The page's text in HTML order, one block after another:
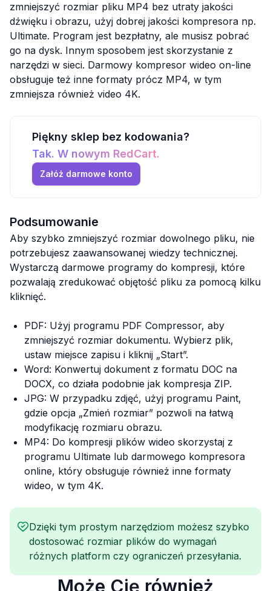
zmniejszyć rozmiar pliku MP4 bez utraty jakości
dźwięku i obrazu, użyj dobrej jakości kompresora np.
Ultimate. Program jest bezpłatny, ale musisz pobrać
go na dysk. Innym sposobem jest skorzystanie z
narzędzi w sieci. Darmowy kompresor wideo on-line
obsługuje też inne formaty prócz MP4, w tym
zmniejsza również video 4K.
Piękny sklep bez kodowania?
Tak. W nowym RedCart.
Załóż darmowe konto
Podsumowanie
Aby szybko zmniejszyć rozmiar dowolnego pliku, nie
potrzebujesz zaawansowanej wiedzy technicznej.
Wystarczą darmowe programy do kompresji, które
pozwalają zredukować objętość pliku za pomocą kilku
kliknięć.
PDF: Użyj programu PDF Compressor, aby
zmniejszyć rozmiar dokumentu. Wybierz plik,
ustaw miejsce zapisu i kliknij „Start”.
Word: Konwertuj dokument z formatu DOC na
DOCX, co działa podobnie jak kompresja ZIP.
JPG: W przypadku zdjęć, użyj programu Paint,
gdzie opcja „Zmień rozmiar” pozwoli na łatwą
modyfikację rozmiaru obrazu.
MP4: Do kompresji plików wideo skorzystaj z
programu Ultimate lub darmowego kompresora
online, który obsługuje również inne formaty
wideo, w tym 4K.
Dzięki tym prostym narzędziom możesz szybko
dostosować rozmiar plików do wymagań
różnych platform czy ograniczeń przesyłania.
Może Cię również